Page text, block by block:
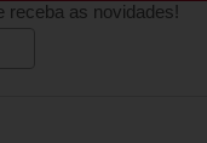
receba as novidades!